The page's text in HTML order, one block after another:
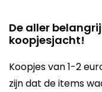
De aller
koopjesjacht!
Koopjes van 1-2
zijn dat de items